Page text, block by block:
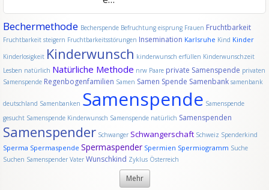
Bechermethode Becherspende Befruchtung eisprung Frauen Fruchtbarkeit
Fruchtbarkeit steigern Fruchtbarkeitsstörungen Insemination Karlsruhe Kind Kinder
Kinderlosigkeit Kinderwunsch kinderwunsch erfüllen Kinderwunschzeit
Lesben natürlich Natürliche Methode nrw Paare private Samenspende privaten
Samenspende Regenbogenfamilien Samen Samen Spende Samenbank samenbank
deutschland Samenbanken Samenspende Samenspende
gesucht Samenspende Kinderwunsch Samenspende natürlich Samenspenden
Samenspender Schwanger Schwangerschaft Schweiz Spenderkind
Sperma Spermaspende Spermaspender Spermien Spermiogramm Suche
Suchen Samenspender Vater Wunschkind Zyklus Österreich
Mehr